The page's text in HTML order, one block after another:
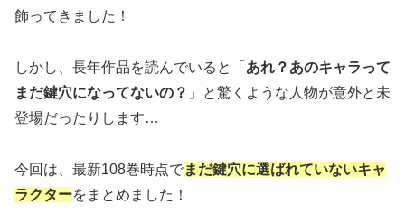
飾ってきました！
しかし、長年作品を読んでいると「 あれ？あのキャラって
まだ鍵穴になってないの？ 」と驚くような人物が意外と未
登場だったりします…
今回は、最新108巻時点でまだ鍵穴に選ばれていないキャ
ラクターをまとめました！